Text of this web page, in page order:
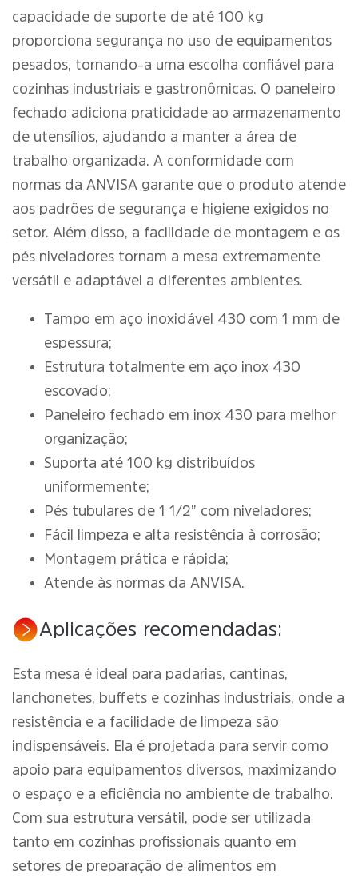
capacidade de suporte de até 100 kg
proporciona segurança no uso de equipamentos
pesados, tornando-a uma escolha confiável para
cozinhas industriais e gastronômicas. O paneleiro
fechado adiciona praticidade ao armazenamento
de utensílios, ajudando a manter a área de
trabalho organizada. A conformidade com
normas da ANVISA garante que o produto atende
aos padrões de segurança e higiene exigidos no
setor. Além disso, a facilidade de montagem e os
pés niveladores tornam a mesa extremamente
versátil e adaptável a diferentes ambientes.
Tampo em aço inoxidável 430 com 1 mm de
espessura;
Estrutura totalmente em aço inox 430
escovado;
Paneleiro fechado em inox 430 para melhor
organização;
Suporta até 100 kg distribuídos
uniformemente;
Pés tubulares de 1 1/2” com niveladores;
Fácil limpeza e alta resistência à corrosão;
Montagem prática e rápida;
Atende às normas da ANVISA.
Aplicações recomendadas:
Esta mesa é ideal para padarias, cantinas,
lanchonetes, buffets e cozinhas industriais, onde a
resistência e a facilidade de limpeza são
indispensáveis. Ela é projetada para servir como
apoio para equipamentos diversos, maximizando
o espaço e a eficiência no ambiente de trabalho.
Com sua estrutura versátil, pode ser utilizada
tanto em cozinhas profissionais quanto em
setores de preparação de alimentos em